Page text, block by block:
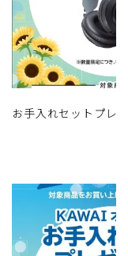
お手入れセットプレ